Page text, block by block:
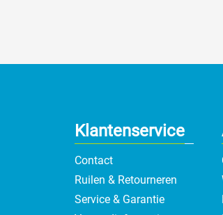
Klantenservice
Contact
Ruilen & Retourneren
Service & Garantie